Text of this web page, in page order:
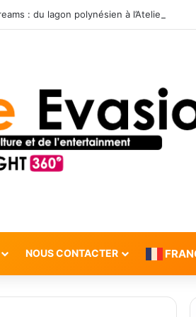
NOUS CONTACTER